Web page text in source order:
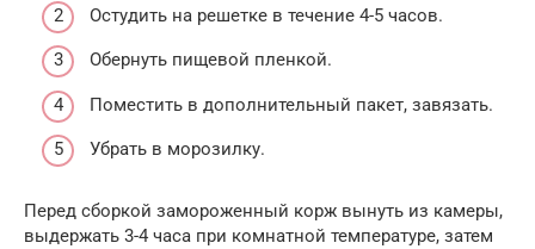
Остудить на решетке в течение 4-5 часов.
Обернуть пищевой пленкой.
Поместить в дополнительный пакет, завязать.
Убрать в морозилку.
Перед сборкой замороженный корж вынуть из камеры,
выдержать 3-4 часа при комнатной температуре, затем